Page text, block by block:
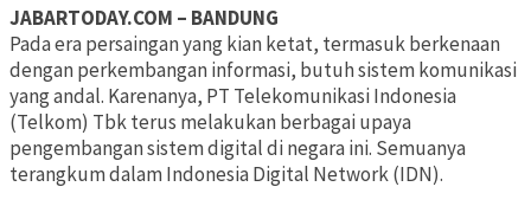
JABARTODAY.COM – BANDUNG
Pada era persaingan yang kian ketat, termasuk berkenaan
dengan perkembangan informasi, butuh sistem komunikasi
yang andal. Karenanya, PT Telekomunikasi Indonesia
(Telkom) Tbk terus melakukan berbagai upaya
pengembangan sistem digital di negara ini. Semuanya
terangkum dalam Indonesia Digital Network (IDN).